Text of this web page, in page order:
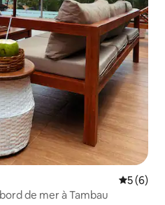
5 (6)
de mer à Tambau